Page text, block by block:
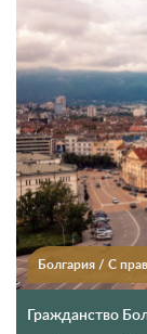
Болгария / С
Гражданство